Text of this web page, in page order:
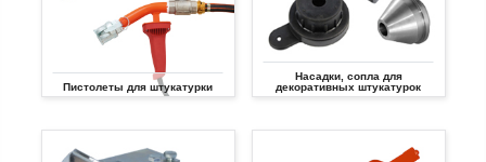
Пистолеты для штукатурки
Насадки, сопла для
декоративных штукатурок